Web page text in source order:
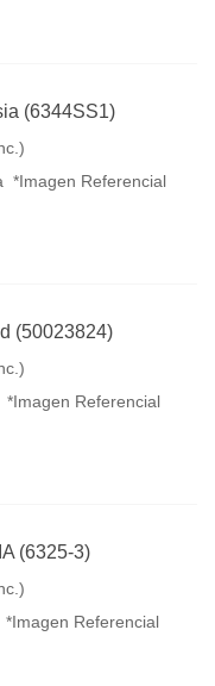
(6344SS1)
*Imagen Referencial
(50023824)
Referencial
(6325-3)
Referencial